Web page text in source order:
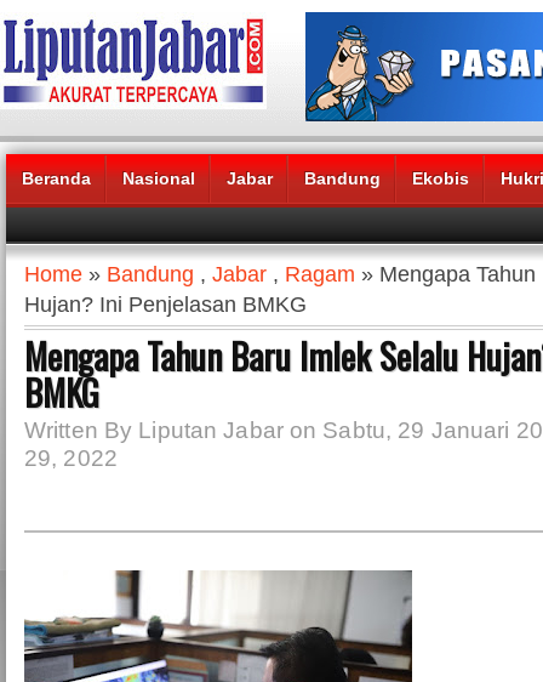
Beranda Nasional Jabar Bandung Ekobis
Headlines News :
Home » Bandung , Jabar , Ragam » Mengapa
Hujan? Ini Penjelasan BMKG
Mengapa Tahun Baru Imlek Selalu
BMKG
Written By Liputan Jabar on Sabtu, 29 Januari
29, 2022